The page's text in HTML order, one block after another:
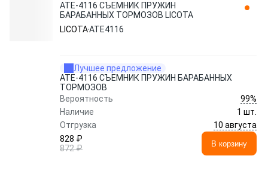
ATE-4116 СЪЕМНИК ПРУЖИН
БАРАБАННЫХ ТОРМОЗОВ LICOTA
LICOTAATE4116
Лучшее предложение
ATE-4116 СЪЕМНИК ПРУЖИН БАРАБАННЫХ
ТОРМОЗОВ
Вероятность
99%
Наличие
1 шт.
Отгрузка
10 августа
828 ₽
872 ₽
В корзину